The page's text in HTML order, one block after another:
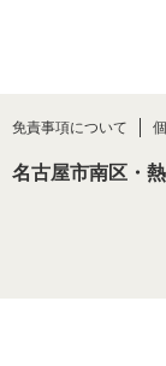
免責事項について
名古屋市南区・